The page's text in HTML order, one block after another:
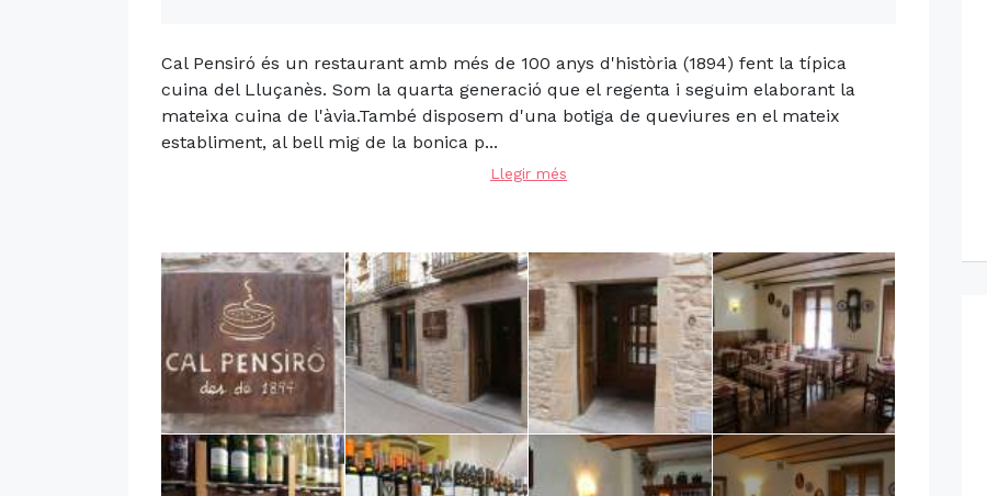
Cal Pensiró és un restaurant amb més de 100 anys d'història (1894) fent la típica
cuina del Lluçanès. Som la quarta generació que el regenta i seguim elaborant la
mateixa cuina de l'àvia.També disposem d'una botiga de queviures en el mateix
establiment, al bell mig de la bonica p...
Llegir més